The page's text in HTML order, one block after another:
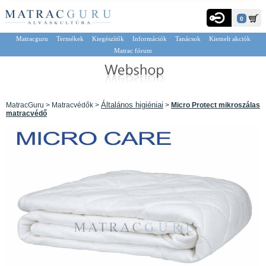
0
Matracguru Termékek Kiegészítők Információk Tanácsok
Kiemelt akciók
Matrac fórum
MatracGuru > Matracvédők > Általános higiéniai > Micro Protect mikroszálas
matracvédő